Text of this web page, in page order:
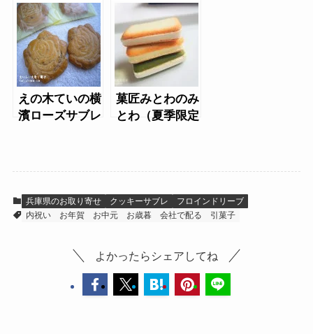
ッキー缶
えの木ていの横
濱ローズサブレ
菓匠みとわのみ
とわ（夏季限定
兵庫県のお取り寄せ クッキーサブレ
フロインドリーブ
内祝い
お年賀 お中元 お歳暮 会社で配る 引菓子
よかったらシェアしてね